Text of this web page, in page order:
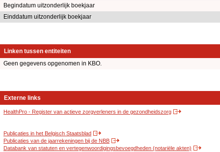
Begindatum uitzonderlijk boekjaar
Einddatum uitzonderlijk boekjaar
Linken tussen entiteiten
Geen gegevens opgenomen in KBO.
Externe links
HealthPro - Register van actieve zorgverleners in de gezondheidszorg
Publicaties in het Belgisch Staatsblad
Publicaties van de jaarrekeningen bij de NBB
Databank van statuten en vertegenwoordigingsbevoegdheden (notariële akten)